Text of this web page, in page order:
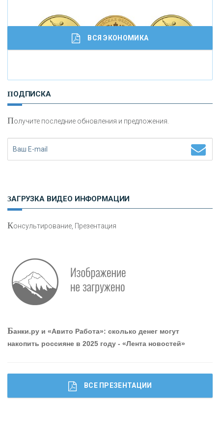
Работа мечты. Что банки делают для того, чтобы
привлечь и удержать персонал - «Интервью»
И
сохранения и увеличения капитала
ВСЯ ЭКОНОМИКА
ПОДПИСКА
Получите последние обновления и предложения.
ЗАГРУЗКА ВИДЕО ИНФОРМАЦИИ
Консультирование, Презентация
Банки.ру и «Авито Работа»: сколько денег могут
накопить россияне в 2025 году - «Лента новостей»
ВСЕ ПРЕЗЕНТАЦИИ